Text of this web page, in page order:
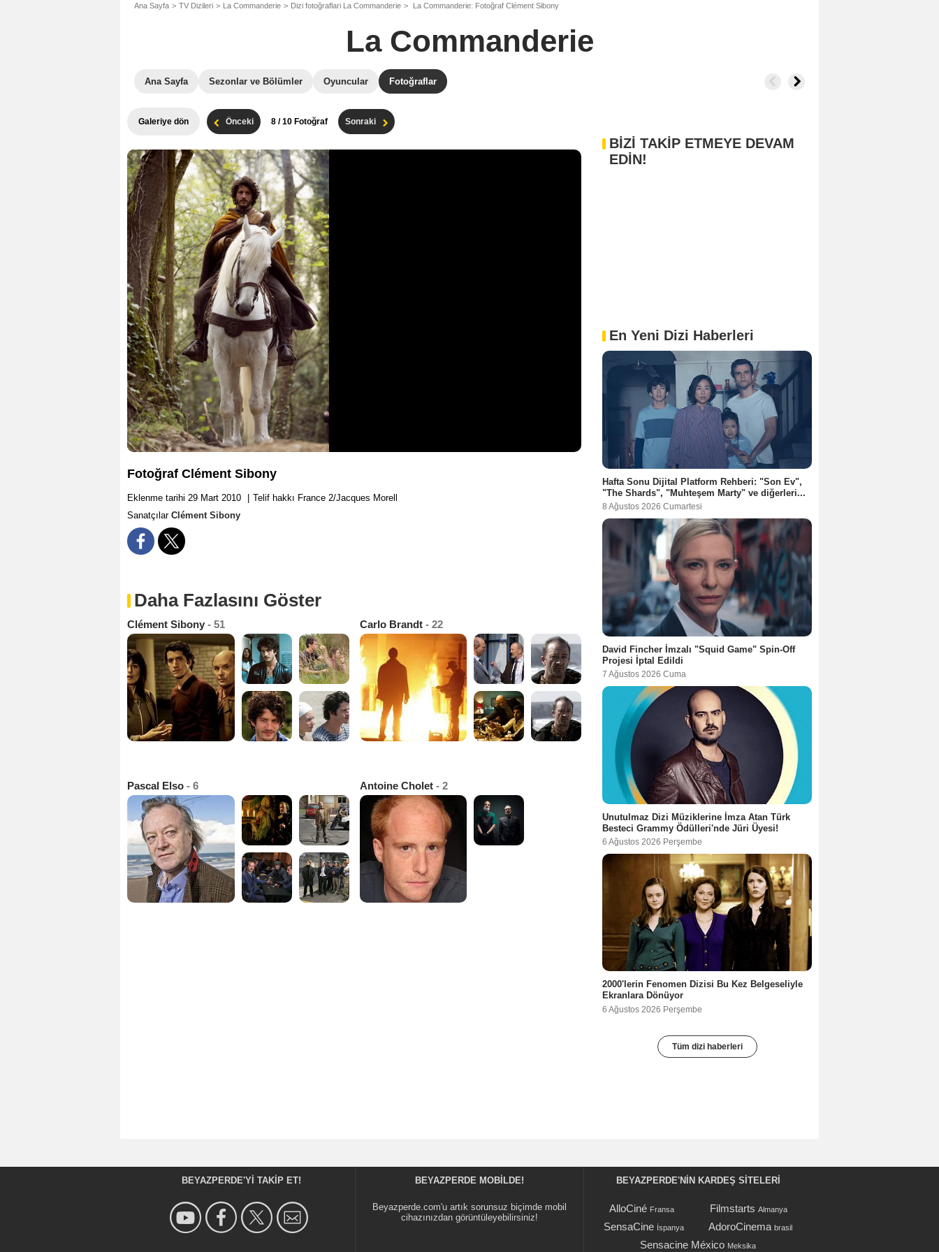
Ana Sayfa TV Dizileri La Commanderie Dizi fotoğraflari La Commanderie La Commanderie: Fotoğraf Clément Sibony
La Commanderie
Ana Sayfa Sezonlar ve Bölümler Oyuncular Fotoğraflar
Galeriye dön Önceki 8 / 10 Fotoğraf Sonraki
Fotoğraf Clément Sibony
Eklenme tarihi 29 Mart 2010
Telif hakkı France 2/Jacques Morell
Sanatçılar Clément Sibony
Daha Fazlasını Göster
Clément Sibony - 51 Carlo Brandt - 22
Pascal Elso - 6 Antoine Cholet - 2
BİZİ TAKİP ETMEYE DEVAM
EDİN!
En Yeni Dizi Haberleri
Hafta Sonu Dijital Platform Rehberi: "Son Ev",
"The Shards", "Muhteşem Marty" ve diğerleri...
8 Ağustos 2026 Cumartesi
David Fincher İmzalı "Squid Game" Spin-Off
Projesi İptal Edildi
7 Ağustos 2026 Cuma
Unutulmaz Dizi Müziklerine İmza Atan Türk
Besteci Grammy Ödülleri'nde Jüri Üyesi!
6 Ağustos 2026 Perşembe
2000'lerin Fenomen Dizisi Bu Kez Belgeseliyle
Ekranlara Dönüyor
6 Ağustos 2026 Perşembe
Tüm dizi haberleri
BEYAZPERDE'YI TAKIP ET! BEYAZPERDE MOBILDE!
Beyazperde.com'u artık sorunsuz biçimde mobil
cihazınızdan görüntüleyebilirsiniz!
BEYAZPERDE'NIN KARDEŞ SİTELERİ
AlloCiné Fransa Filmstarts Almanya
SensaCine İspanya AdoroCinema brasil
Sensacine México Meksika